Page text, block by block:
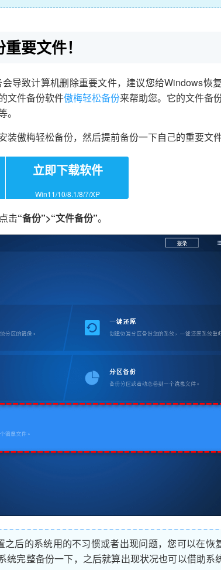
要文件！
导致计算机删除重要文件，建议您给Windows恢
文件备份软件傲梅轻松备份来帮助您。它的文件备
傲梅轻松备份，然后提前备份一下自己的重要文件
立即下载软件
Win11/10/8.1/8/7/XP
击“备份”>“文件备份”。
后的系统用的不习惯或者出现问题，您可以在恢
统完整备份一下，之后就算出现状况也可以借助系